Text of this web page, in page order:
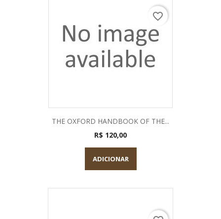
THE OXFORD HANDBOOK OF THE...
R$ 120,00
ADICIONAR
favorite_border